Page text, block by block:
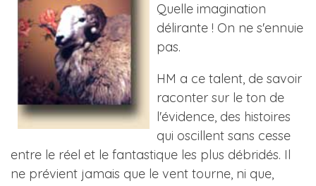
Quelle imagination
délirante ! On ne s'ennuie
pas.
HM a ce talent, de savoir
raconter sur le ton de
l'évidence, des histoires
qui oscillent sans cesse
entre le réel et le fantastique les plus débridés. Il
ne prévient jamais que le vent tourne, ni que,